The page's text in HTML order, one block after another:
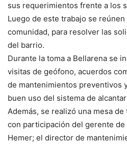
sus requerimientos frente a los
Luego de este trabajo se
comunidad, para resolver las
del barrio.
Durante la toma a Bellarena se
visitas de geófono, acuerdos
de mantenimientos preventivos
buen uso del sistema de
Además, se realizó una mesa
con participación del gerente de
Hemer; el director de